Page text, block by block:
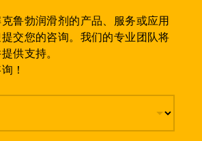
鲁勃润滑剂的产品、服务或应用
交您的咨询。我们的专业团队将
供支持。
！